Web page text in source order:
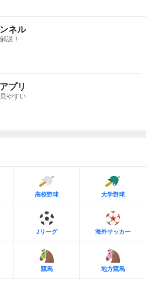
ネル
説！
プリ
やすい
高校野球 大学野球
Jリーグ 海外サッカー
競馬 地方競馬